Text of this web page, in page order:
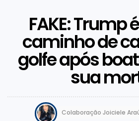
FAKE: Trump
caminho de
golfe após
sua
Colaboração Joiciele